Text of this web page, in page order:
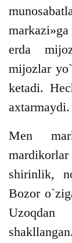
erda
mijozlar
ketadi.
axtarmaydi.
Men
shirinlik,
Bozor